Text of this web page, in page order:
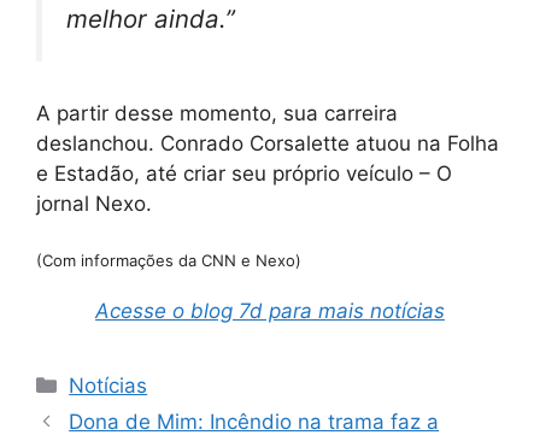
melhor ainda.”
A partir desse momento, sua carreira
deslanchou. Conrado Corsalette atuou na Folha
e Estadão, até criar seu próprio veículo – O
jornal Nexo.
(Com informações da CNN e Nexo)
Acesse o blog 7d para mais notícias
Categorias
Notícias
Dona de Mim: Incêndio na trama faz a